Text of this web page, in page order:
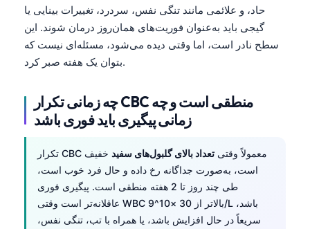
حاد، و علائمی مانند تنگی نفس، سردرد، تغییرات بینایی یا
گیجی باید به‌عنوان فوریت‌های همان‌روز درمان شوند. این
سطح نادر است، اما وقتی دیده می‌شود، مسئله‌ای نیست که
بتوان یک هفته صبر کرد.
چه زمانی تکرار CBC منطقی است و چه
زمانی پیگیری باید فوری باشد
تکرار CBC معمولاً وقتی تعداد بالای گلبول‌های سفید خفیف
است، به‌صورت جداگانه رخ داده و حال فرد خوب است،
طی چند روز تا 2 هفته منطقی است. پیگیری فوری
عاقلانه‌تر است وقتی WBC بالاتر از 30 ×10^9/L باشد،
سریعاً در حال افزایش باشد، یا همراه با تب، تنگی نفس،
Lietuvių kalba
Polski
한국어
Slovenščina
Magyar
Shqip
मराठी
తెలుగు